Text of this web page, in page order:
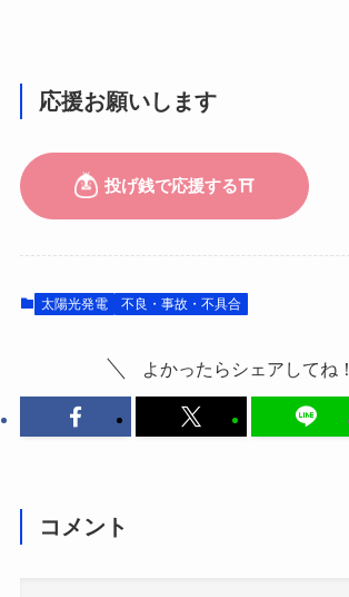
応援お願いします
太陽光発電 不良・事故・不具合
よかったらシェアしてね！
コメント